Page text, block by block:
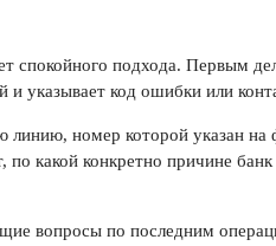
спокойного подхода. Первым
указывает код ошибки или
номер которой указан
какой конкретно причине
вопросы по последним